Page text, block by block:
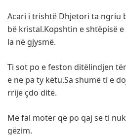
Acari i trishtë Dhjetori ta ngriu
bë kristal.Kopshtin e shtëpisë
la në gjysmë.
Ti sot po e feston ditëlindjen
e ne pa ty këtu.Sa shumë ti e
rrije çdo ditë.
Më fal motër që po qaj se ti
gëzim.